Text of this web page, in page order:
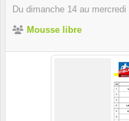
Du dimanche 14 au mercredi
Mousse libre